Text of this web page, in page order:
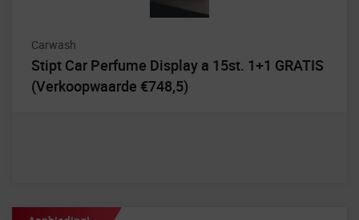
Carwash
Stipt Car Perfume Display a 15st. 1+1 GRATIS
(Verkoopwaarde €748,5)